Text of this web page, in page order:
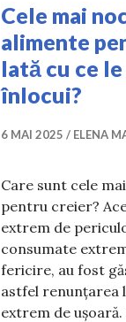
Cele mai
alimente
Iată cu ce
înlocui?
6 MAI 2025 ELENA
Care sunt cele
pentru creier?
extrem de
consumate
fericire, au fost
astfel renunțarea
extrem de